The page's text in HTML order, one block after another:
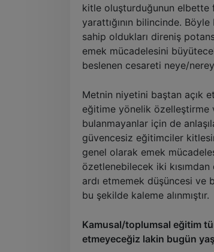
kitle oluşturduğunun elbette
yarattığının bilincinde.
sahip oldukları direniş
emek mücadelesini
beslenen cesareti neye/
Metnin niyetini baştan açık
eğitime yönelik özelleştirme
bulanmayanlar için de
güvencesiz eğitimciler
genel olarak emek
özetlenebilecek iki
ardı etmemek düşüncesi ve
bu şekilde kaleme alınmıştır.
Kamusal/toplumsal eğitim
etmeyeceğiz lakin bugün